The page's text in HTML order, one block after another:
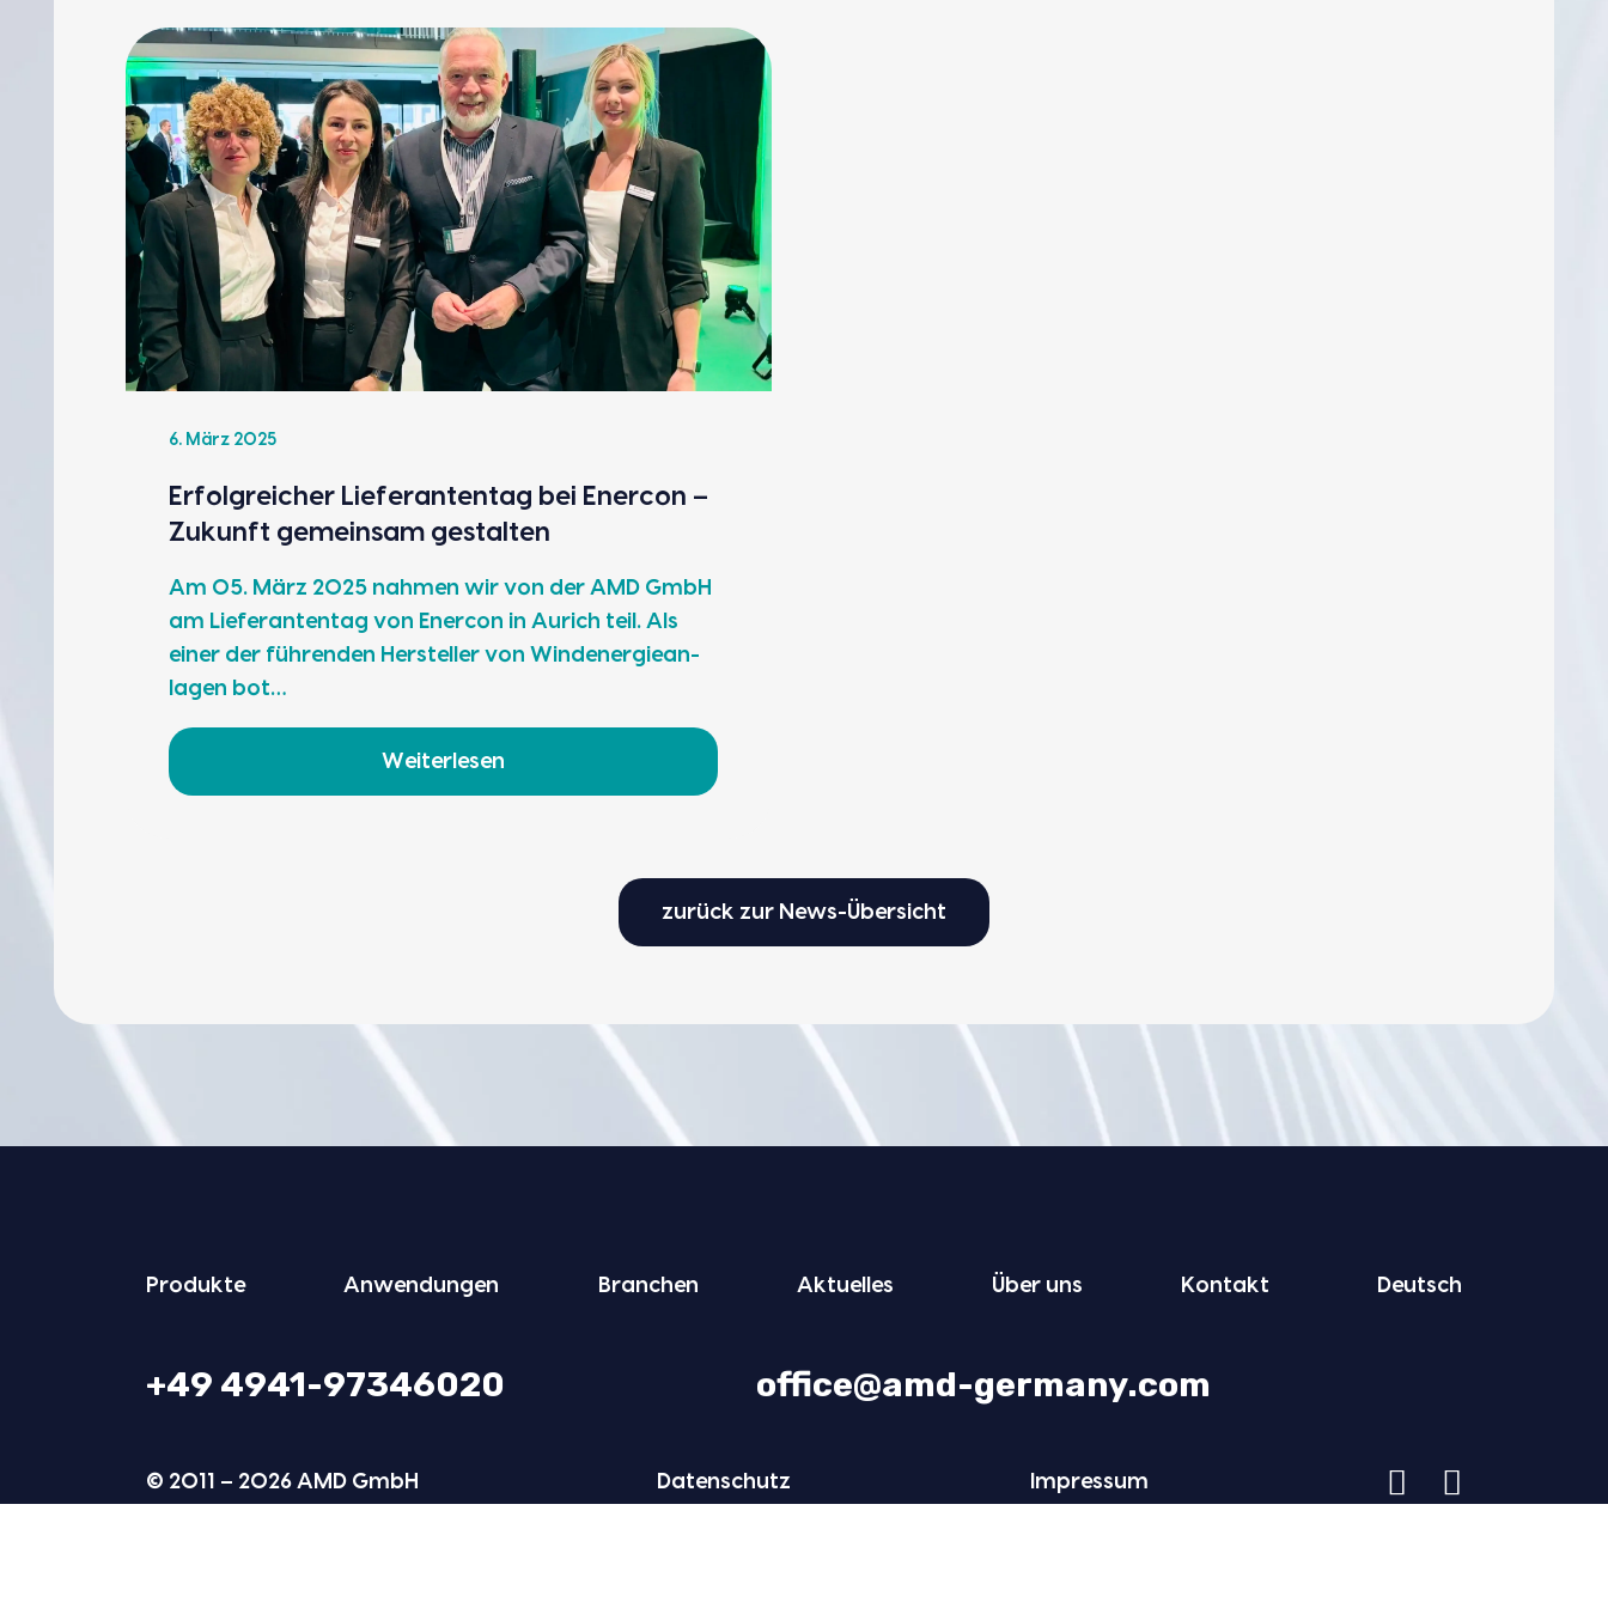
6. März 2025
Erfolg­rei­cher Lie­fe­ran­ten­tag bei Ener­con –
Zukunft gemein­sam gestal­ten
Am 05. März 2025 nah­men wir von der AMD GmbH
am Lie­fe­ran­ten­tag von Ener­con in Aurich teil. Als
einer der füh­ren­den Her­stel­ler von Wind­ener­gie­an­
la­gen bot…
Weiterlesen
zurück zur News-Übersicht
Pro­duk­te Anwen­dun­gen Bran­chen Aktu­el­les Über uns Kon­takt Deutsch
+49 4941-97346020 office@amd-germany.com
© 2011 – 2026 AMD GmbH Daten­schutz Impres­sum